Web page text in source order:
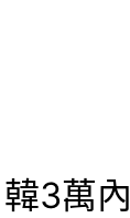
3萬內